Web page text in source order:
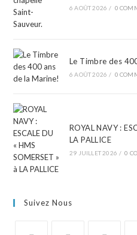
6 AOÛT 2026 / 0
Le Timbre des
6 AOÛT 2026 / 0
ROYAL NAVY :
LA PALLICE
29 JUILLET 2026 / 0
Suivez Nous